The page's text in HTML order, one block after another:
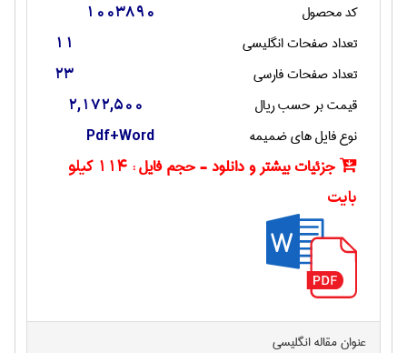
کد محصول 1003890
تعداد صفحات انگليسی 11
تعداد صفحات فارسی 23
قیمت بر حسب ریال 2,172,500
نوع فایل های ضمیمه Pdf+Word
جزئیات بیشتر و دانلود - حجم فایل :
114 کیلو
بایت
عنوان مقاله انگليسی